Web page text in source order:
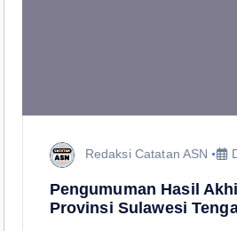
Redaksi Catatan ASN
Pengumuman Hasil
Provinsi Sulawesi